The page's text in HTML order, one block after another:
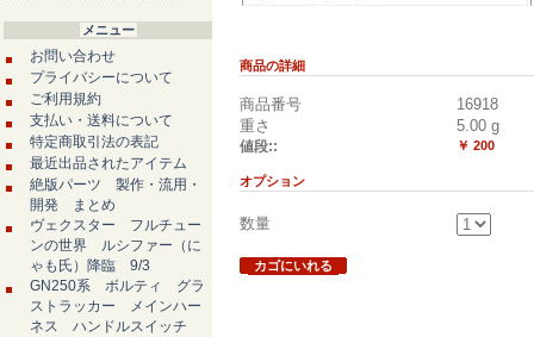
メニュー
お問い合わせ
プライバシーについて
ご利用規約
支払い・送料について
特定商取引法の表記
最近出品されたアイテム
絶版パーツ 製作・流用・
開発 まとめ
ヴェクスター フルチュー
ンの世界 ルシファー（に
ゃも氏）降臨 9/3
GN250系 ボルティ グラ
ストラッカー メインハー
ネス ハンドルスイッチ
商品の詳細
商品番号
16918
重さ
5.00 g
値段:: ￥ 200
オプション
数量
カゴにいれる